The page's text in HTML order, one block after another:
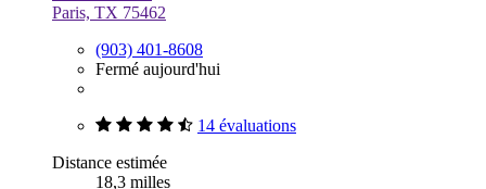
Paris, TX 75462
(903) 401-8608
Fermé aujourd'hui
14 évaluations
Distance estimée
18,3 milles